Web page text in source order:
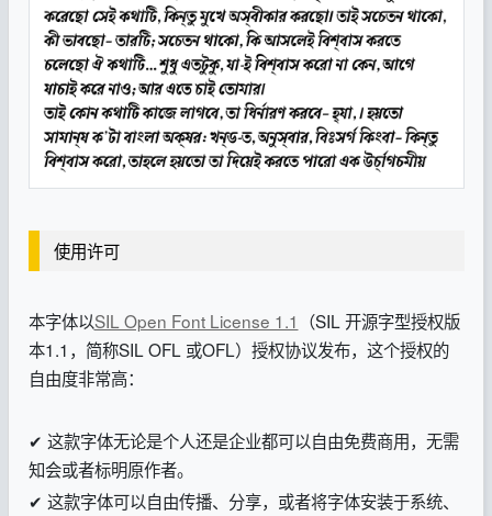
使用许可
本字体以SIL Open Font License 1.1 （SIL 开源字型授权版
本1.1，简称SIL OFL 或OFL）授权协议发布，这个授权的
自由度非常高：
✔ 这款字体无论是个人还是企业都可以自由免费商用，无需
知会或者标明原作者。
✔ 这款字体可以自由传播、分享，或者将字体安装于系统、